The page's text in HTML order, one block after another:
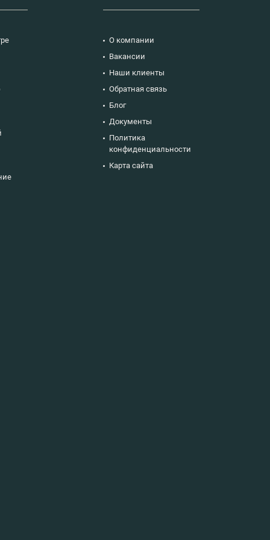
О компании
Вакансии
Наши клиенты
Обратная связь
Блог
Документы
Политика
конфиденциальности
Карта сайта